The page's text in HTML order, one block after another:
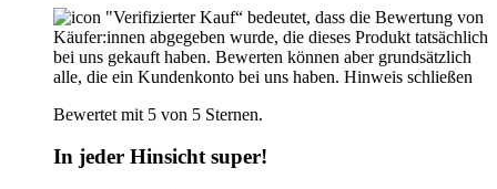
"Verifizierter Kauf“ bedeutet, dass die Bewertung von
Käufer:innen abgegeben wurde, die dieses Produkt tatsächlich
bei uns gekauft haben. Bewerten können aber grundsätzlich
alle, die ein Kundenkonto bei uns haben. Hinweis schließen
Bewertet mit 5 von 5 Sternen.
In jeder Hinsicht super!